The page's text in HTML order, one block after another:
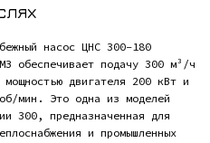
насос ЦНС 300-180
обеспечивает подачу 300 м³/ч
двигателя 200 кВт и
мин. Это одна из моделей
300, предназначенная для
и промышленных